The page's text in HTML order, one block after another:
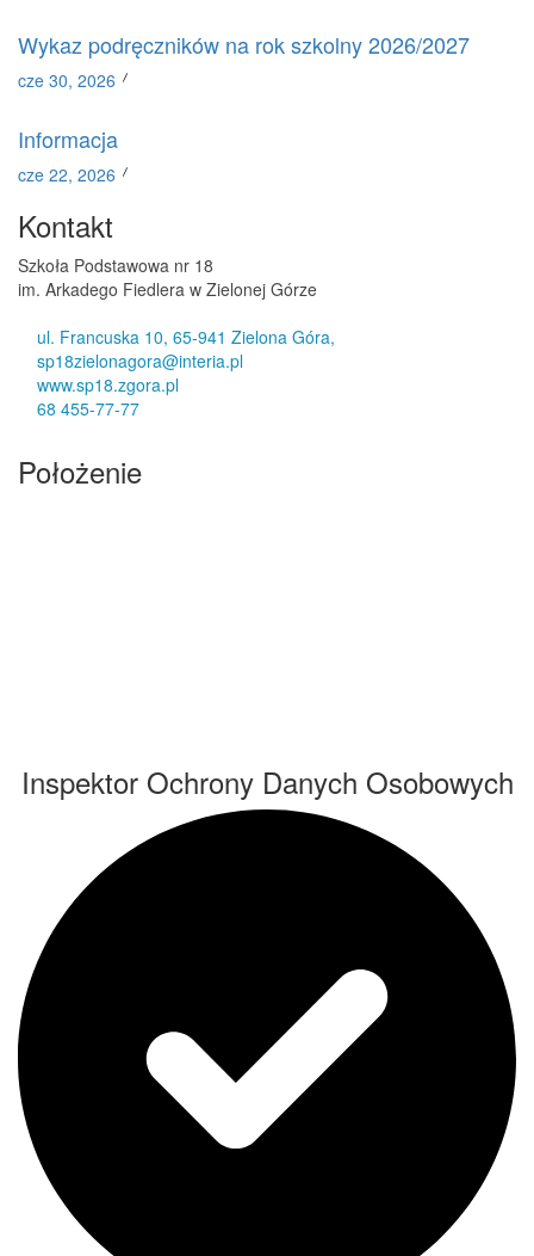
Wykaz podręczników na rok szkolny 2026/2027
cze 30, 2026
Informacja
cze 22, 2026
Kontakt
Szkoła Podstawowa nr 18
im. Arkadego Fiedlera w Zielonej Górze
ul. Francuska 10, 65-941 Zielona Góra,
sp18zielonagora@interia.pl
www.sp18.zgora.pl
68 455-77-77
Położenie
Inspektor Ochrony Danych Osobowych